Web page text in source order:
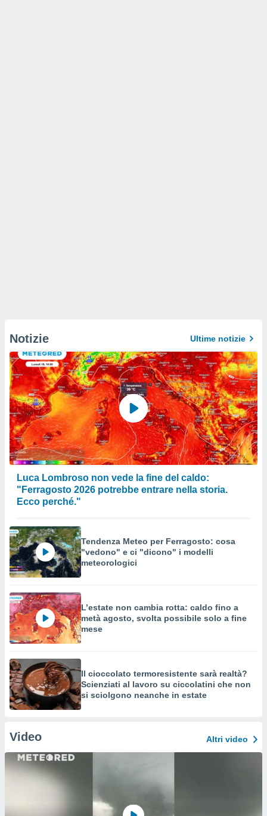
Notizie Ultime notizie
Luca Lombroso non vede la fine del caldo:
"Ferragosto 2026 potrebbe entrare nella storia.
Ecco perché."
Tendenza Meteo per Ferragosto: cosa
"vedono" e ci "dicono" i modelli
meteorologici
L’estate non cambia rotta: caldo fino a
metà agosto, svolta possibile solo a fine
mese
Il cioccolato termoresistente sarà realtà?
Scienziati al lavoro su ciccolatini che non
si sciolgono neanche in estate
Video Altri video